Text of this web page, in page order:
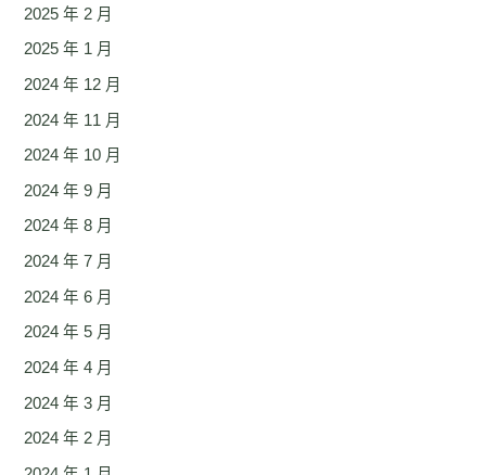
2025 年 2 月
2025 年 1 月
2024 年 12 月
2024 年 11 月
2024 年 10 月
2024 年 9 月
2024 年 8 月
2024 年 7 月
2024 年 6 月
2024 年 5 月
2024 年 4 月
2024 年 3 月
2024 年 2 月